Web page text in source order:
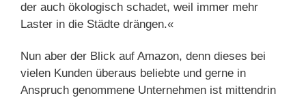
der auch ökologisch schadet, weil immer mehr
Laster in die Städte drängen.«
Nun aber der Blick auf Amazon, denn dieses bei
vielen Kunden überaus beliebte und gerne in
Anspruch genommene Unternehmen ist mittendrin